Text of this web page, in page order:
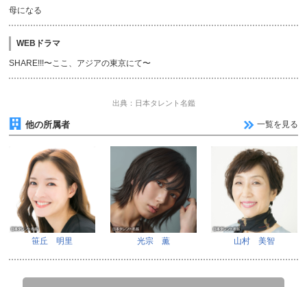
母になる
WEBドラマ
SHARE!!!〜ここ、アジアの東京にて〜
出典：日本タレント名鑑
他の所属者 一覧を見る
笹丘 明里 光宗 薫 山村 美智